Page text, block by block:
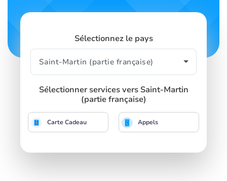
Sélectionnez le pays
Sélectionner services vers Saint-Martin
(partie française)
Carte Cadeau Appels